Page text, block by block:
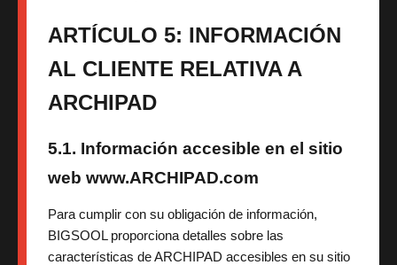
ARTÍCULO 5: INFORMACIÓN
AL CLIENTE RELATIVA A
ARCHIPAD
5.1. Información accesible en el sitio
web www.ARCHIPAD.com
Para cumplir con su obligación de información,
BIGSOOL proporciona detalles sobre las
características de ARCHIPAD accesibles en su sitio